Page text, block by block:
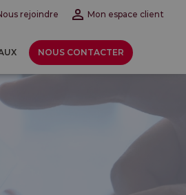
rejoindre Mon espace client
NOUS CONTACTER